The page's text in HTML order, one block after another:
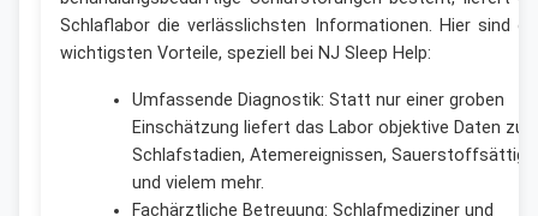
Schlaflabor die verlässlichsten Informationen. Hier sind
wichtigsten Vorteile, speziell bei NJ Sleep Help:
Umfassende Diagnostik: Statt nur einer groben
Einschätzung liefert das Labor objektive Daten zu
Schlafstadien, Atemereignissen,
und vielem mehr.
Fachärztliche Betreuung: Schlafmediziner und